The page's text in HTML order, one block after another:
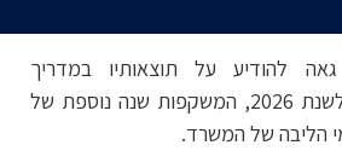
להודיע על תוצאותיו במדריך
Chambers Global לשנת 2026, המשקפות שנה נוספת של
הליבה של המשרד.